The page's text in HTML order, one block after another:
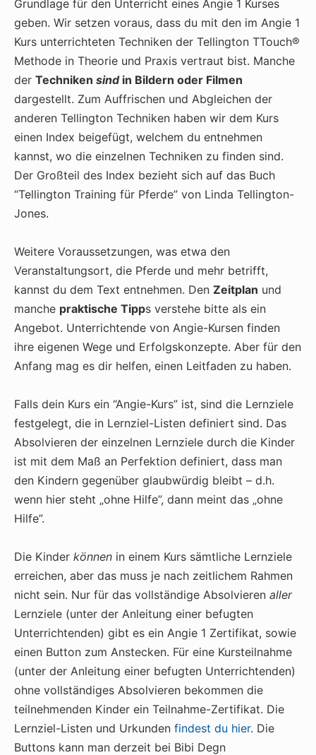
Grundlage für den Unterricht eines Angie 1 Kurses
geben. Wir setzen voraus, dass du mit den im Angie 1
Kurs unterrichteten Techniken der Tellington TTouch®
Methode in Theorie und Praxis vertraut bist. Manche
der Techniken sindin Bildern oder Filmen
dargestellt. Zum Auffrischen und Abgleichen der
anderen Tellington Techniken haben wir dem Kurs
einen Index beigefügt, welchem du entnehmen
kannst, wo die einzelnen Techniken zu finden sind.
Der Großteil des Index bezieht sich auf das Buch
“Tellington Training für Pferde” von Linda Tellington-
Jones.
Weitere Voraussetzungen, was etwa den
Veranstaltungsort, die Pferde und mehr betrifft,
kannst du dem Text entnehmen. Den Zeitplan und
manche praktische Tipps verstehe bitte als ein
Angebot. Unterrichtende von Angie-Kursen finden
ihre eigenen Wege und Erfolgskonzepte. Aber für den
Anfang mag es dir helfen, einen Leitfaden zu haben.
Falls dein Kurs ein “Angie-Kurs” ist, sind die Lernziele
festgelegt, die in Lernziel-Listen definiert sind. Das
Absolvieren der einzelnen Lernziele durch die Kinder
ist mit dem Maß an Perfektion definiert, dass man
den Kindern gegenüber glaubwürdig bleibt – d.h.
wenn hier steht „ohne Hilfe”, dann meint das „ohne
Hilfe”.
Die Kinder können in einem Kurs sämtliche Lernziele
erreichen, aber das muss je nach zeitlichem Rahmen
nicht sein. Nur für das vollständige Absolvieren aller
Lernziele (unter der Anleitung einer befugten
Unterrichtenden) gibt es ein Angie 1 Zertifikat, sowie
einen Button zum Anstecken. Für eine Kursteilnahme
(unter der Anleitung einer befugten Unterrichtenden)
ohne vollständiges Absolvieren bekommen die
teilnehmenden Kinder ein Teilnahme-Zertifikat. Die
Lernziel-Listen und Urkunden findest du hier. Die
Buttons kann man derzeit bei Bibi Degn